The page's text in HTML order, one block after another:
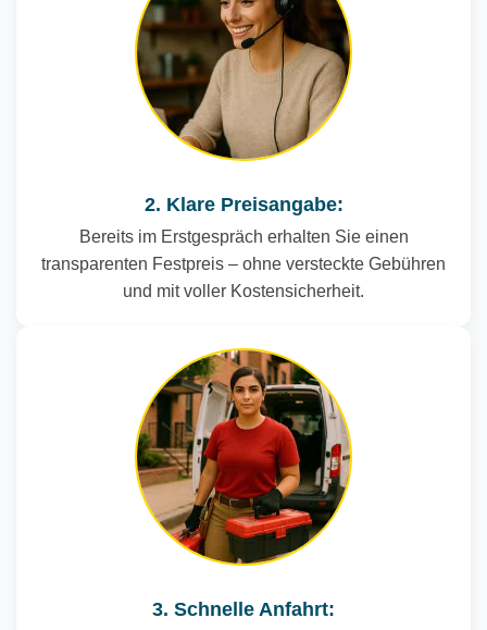
2. Klare Preisangabe:
Bereits im Erstgespräch erhalten Sie einen
transparenten Festpreis – ohne versteckte Gebühren
und mit voller Kostensicherheit.
3. Schnelle Anfahrt: